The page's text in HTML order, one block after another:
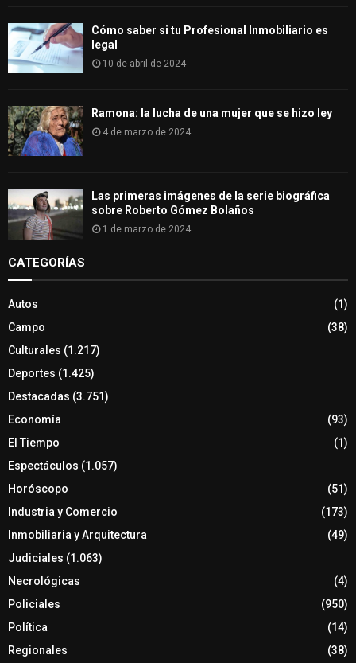
Cómo saber si tu Profesional Inmobiliario es
legal
10 de abril de 2024
Ramona: la lucha de una mujer que se hizo ley
4 de marzo de 2024
Las primeras imágenes de la serie biográfica
sobre Roberto Gómez Bolaños
1 de marzo de 2024
CATEGORÍAS
Autos
(1)
Campo
(38)
Culturales (1.217)
Deportes (1.425)
Destacadas (3.751)
Economía
(93)
El Tiempo
(1)
Espectáculos (1.057)
Horóscopo
(51)
Industria y Comercio
(173)
Inmobiliaria y Arquitectura
(49)
Judiciales (1.063)
Necrológicas
(4)
Policiales
(950)
Política
(14)
Regionales
(38)